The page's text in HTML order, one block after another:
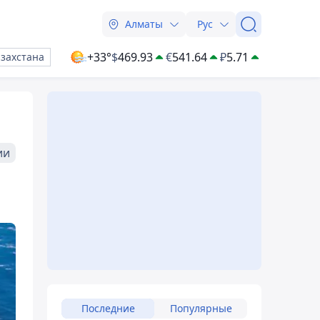
Алматы Рус
+33°$469.93 €541.64 ₽5.71
Последние Популярные